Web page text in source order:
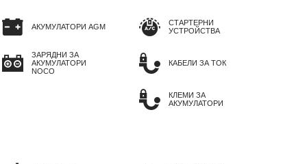
АКУМУЛАТОРИ AGM
ЗАРЯДНИ ЗА
АКУМУЛАТОРИ
NOCO
СТАРТЕРНИ
УСТРОЙСТВА
КАБЕЛИ ЗА ТОК
КЛЕМИ ЗА
АКУМУЛАТОРИ